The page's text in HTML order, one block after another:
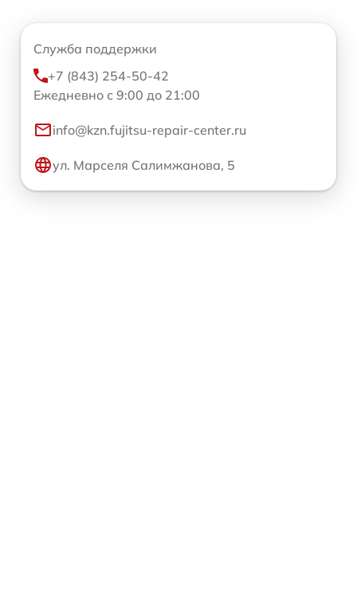
Служба поддержки
+7 (843) 254-50-42
Ежедневно с 9:00 до 21:00
info@kzn.fujitsu-repair-center.ru
ул. Марселя Салимжанова, 5